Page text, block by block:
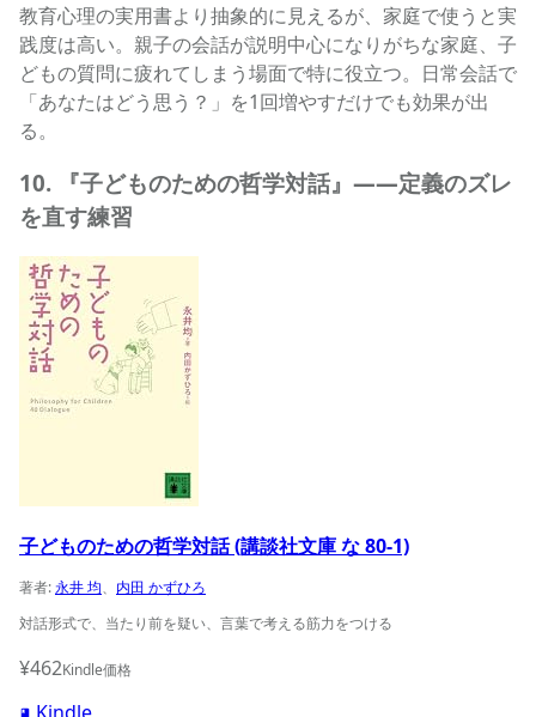
教育心理の実用書より抽象的に見えるが、家庭で使うと実
践度は高い。親子の会話が説明中心になりがちな家庭、子
どもの質問に疲れてしまう場面で特に役立つ。日常会話で
「あなたはどう思う？」を1回増やすだけでも効果が出
る。
10. 『子どものための哲学対話』——定義のズレ
を直す練習
子どものための哲学対話 (講談社文庫 な 80-1)の商品ページ
子どものための哲学対話 (講談社文庫 な 80-1)
著者:永井 均、 内田 かずひろ
対話形式で、当たり前を疑い、言葉で考える筋力をつける
¥462Kindle価格